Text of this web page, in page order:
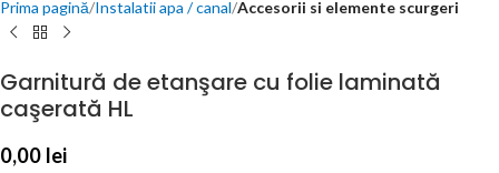
Prima pagină Instalatii apa / canal Accesorii si elemente scurgeri
Garnitură de etanşare cu folie laminată
caşerată HL
0,00 lei